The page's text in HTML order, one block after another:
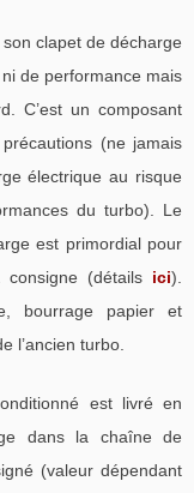
clapet de décharge
de performance mais
C’est un composant
(ne jamais
électrique au risque
du turbo). Le
est primordial pour
(détails ici).
bourrage papier et
l’ancien turbo.
est livré en
dans la chaîne de
(valeur dépendant